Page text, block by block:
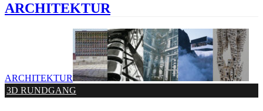
ARCHITEKTUR
ARCHITEKTUR
3D RUNDGANG